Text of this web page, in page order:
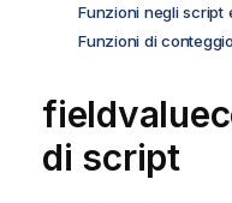
Funzioni negli script
Funzioni di conteggio
di script